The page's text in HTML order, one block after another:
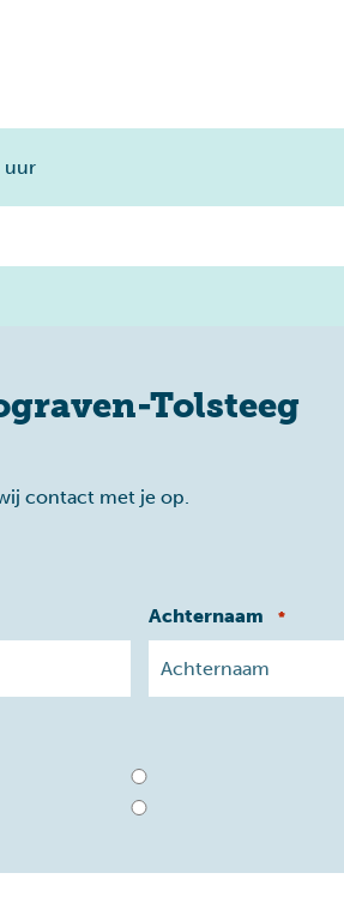
uur
Tolsteeg
contact met je op.
Achternaam *